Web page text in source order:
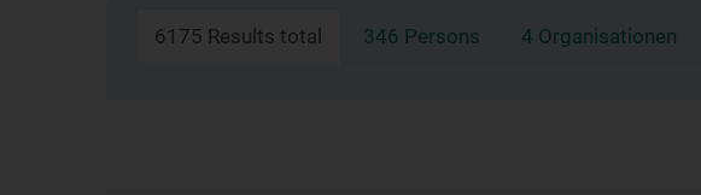
6175 Results total 346 Persons 4 Organisationen